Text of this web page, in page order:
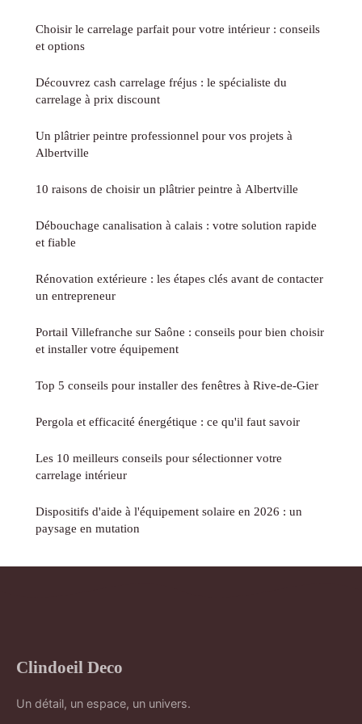
Choisir le carrelage parfait pour votre intérieur : conseils
et options
Découvrez cash carrelage fréjus : le spécialiste du
carrelage à prix discount
Un plâtrier peintre professionnel pour vos projets à
Albertville
10 raisons de choisir un plâtrier peintre à Albertville
Débouchage canalisation à calais : votre solution rapide
et fiable
Rénovation extérieure : les étapes clés avant de contacter
un entrepreneur
Portail Villefranche sur Saône : conseils pour bien choisir
et installer votre équipement
Top 5 conseils pour installer des fenêtres à Rive-de-Gier
Pergola et efficacité énergétique : ce qu'il faut savoir
Les 10 meilleurs conseils pour sélectionner votre
carrelage intérieur
Dispositifs d'aide à l'équipement solaire en 2026 : un
paysage en mutation
Clindoeil Deco
Un détail, un espace, un univers.